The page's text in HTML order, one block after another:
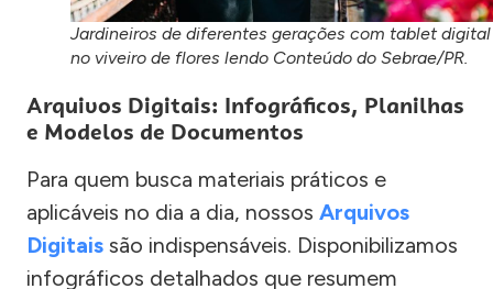
Jardineiros de diferentes gerações com tablet digital
no viveiro de flores lendo Conteúdo do Sebrae/PR.
Arquivos Digitais: Infográficos, Planilhas
e Modelos de Documentos
Para quem busca materiais práticos e
aplicáveis no dia a dia, nossos Arquivos
Digitais são indispensáveis. Disponibilizamos
infográficos detalhados que resumem